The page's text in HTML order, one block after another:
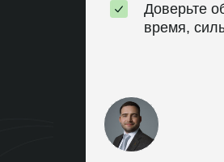
Доверьте
время,